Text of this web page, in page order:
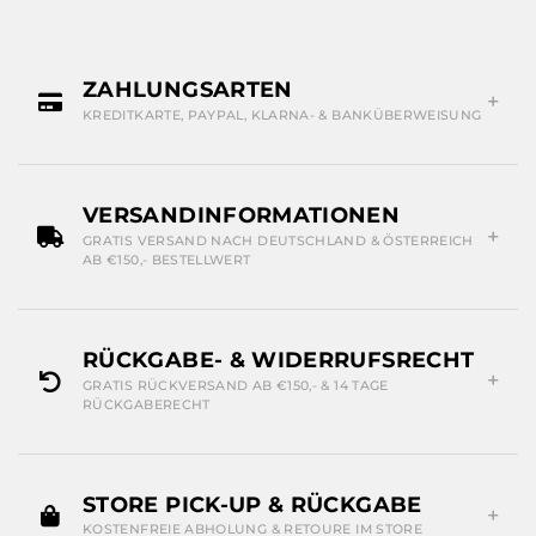
ZAHLUNGSARTEN
KREDITKARTE, PAYPAL, KLARNA- & BANKÜBERWEISUNG
VERSANDINFORMATIONEN
GRATIS VERSAND NACH DEUTSCHLAND & ÖSTERREICH
AB €150,- BESTELLWERT
RÜCKGABE- & WIDERRUFSRECHT
GRATIS RÜCKVERSAND AB €150,- & 14 TAGE
RÜCKGABERECHT
STORE PICK-UP & RÜCKGABE
KOSTENFREIE ABHOLUNG & RETOURE IM STORE